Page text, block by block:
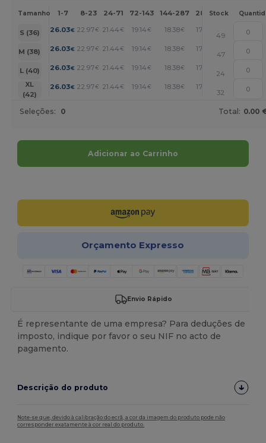
Tamanho 1-7 8-23 24-71 72-143 144-287 288 + Mais
Stock
S (36) 26.03€ 22.97€ 21.44 € 19.14€ 18.38€ 17.61
49
M (38)
26.03€ 22.97€ 21.44 € 19.14€ 18.38€ 17.61
47
L (40)
26.03€ 22.97€ 21.44 € 19.14€ 18.38€ 17.61
24
XL
(42)
26.03€ 22.97€ 21.44 € 19.14€ 18.38€ 17.61
32
Seleções: 0 Total: 0.00
Adicionar ao Carrinho
Orçamento Expresso
Envio Rápido
É representante de uma empresa? Para deduções de
imposto, indique por favor o seu NIF no acto de
pagamento.
Descrição do produto
Note-se que, devido à calibração do ecrã, a cor da imagem do produto pode não
corresponder exatamente à cor real do produto.